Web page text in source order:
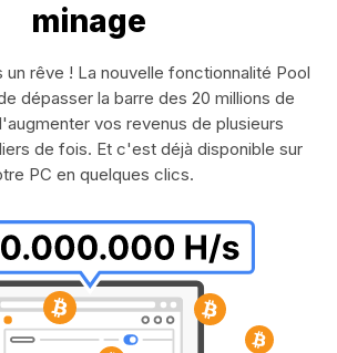
minage
rêve ! La nouvelle fonctionnalité Pool
dépasser la barre des 20 millions de
vos revenus de plusieurs
de fois. Et c'est déjà disponible sur
PC en quelques clics.